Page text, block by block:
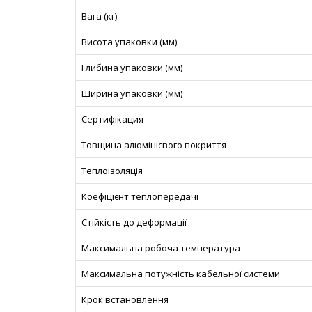
Вага (кг)
Висота упаковки (мм)
Глибина упаковки (мм)
Ширина упаковки (мм)
Сертифікация
Товщина алюмінієвого покриття
Теплоізоляція
Коефіцієнт теплопередачі
Стійкість до деформації
Максимальна робоча температура
Максимальна потужність кабельної системи
Крок встановлення